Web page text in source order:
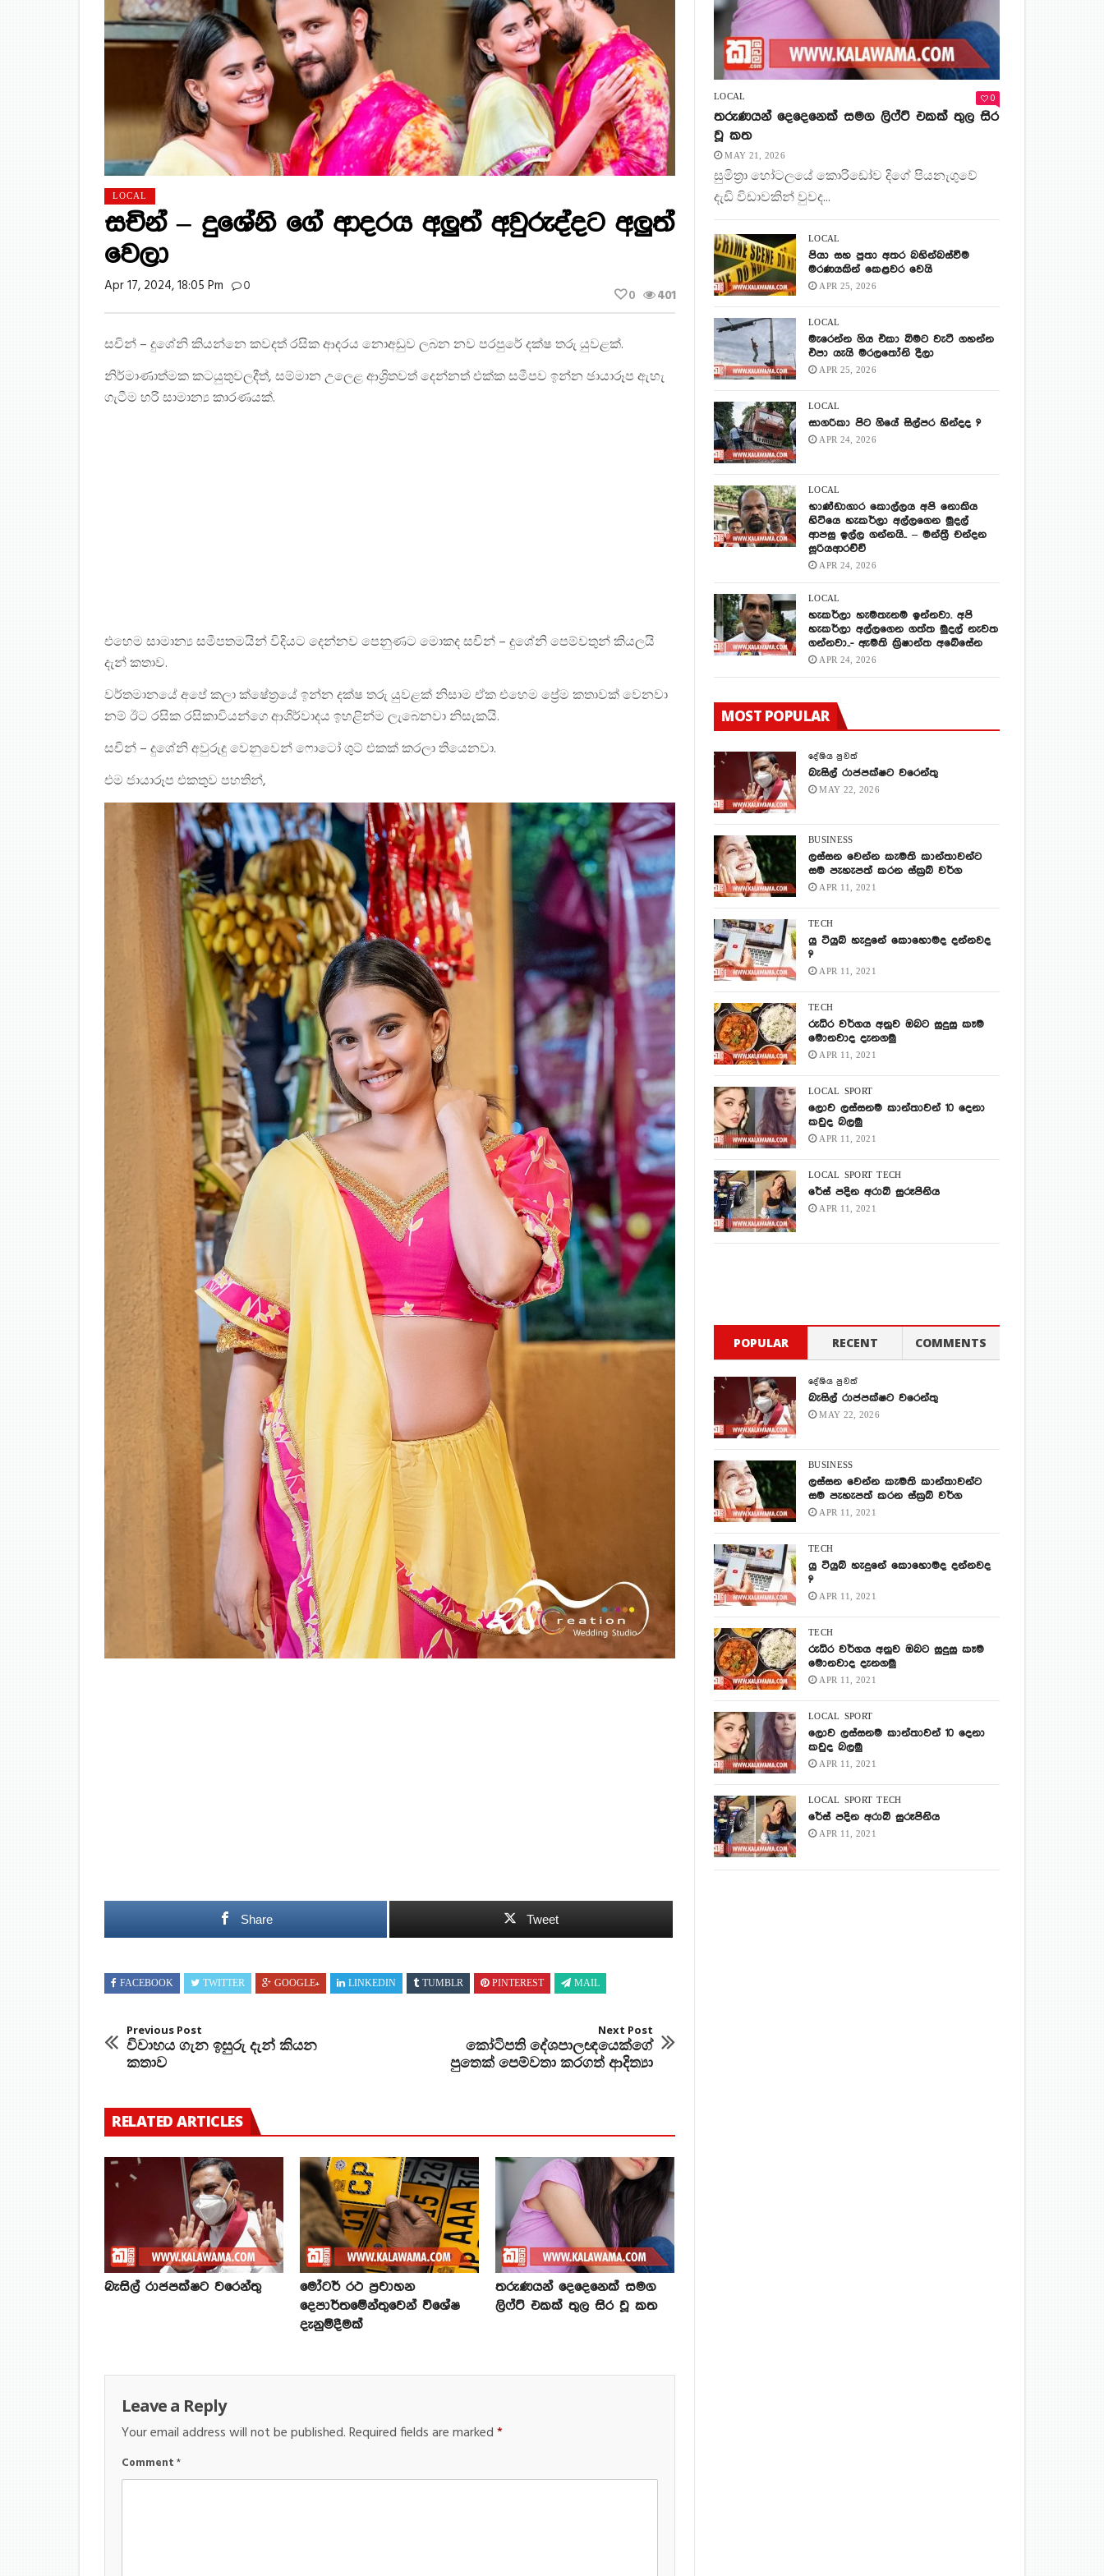
LOCAL
සචින් – දුශේනි ගේ ආදරය අලුත් අවුරුද්දට අලුත්
වෙලා
Apr 17, 2024, 18:05 Pm 0 401
0
සචින් – දුශේනි කියන්නෙ කවදත් රසික ආදරය නොඅඩුව ලබන නව පරපුරේ දක්ෂ තරු යුවළක්.
නිර්මාණාත්මක කටයුතුවලදීත්, සම්මාන උලෙළ ආශ්‍රිතවත් දෙන්නත් එක්ක සමීපව ඉන්න ඡායාරූප ඇහැ
ගැටීම හරි සාමාන්‍ය කාරණයක්.
එහෙම සාමාන්‍ය සමීපතමයින් විදියට දෙන්නව පෙනුණට මොකද සචින් – දුශේනි පෙම්වතුන් කියලයි
දැන් කතාව.
වර්තමානයේ අපේ කලා ක්ෂේත්‍රයේ ඉන්න දක්ෂ තරු යුවළක් නිසාම ඒක එහෙම ප්‍රේම කතාවක් වෙනවා
නම් ඊට රසික රසිකාවියන්ගෙ ආශිර්වාදය ඉහළින්ම ලැබෙනවා නිසැකයි.
සචින් – දුශේනි අවුරුදු වෙනුවෙන් ෆොටෝ ශුට් එකක් කරලා තියෙනවා.
එම ජායාරූප එකතුව පහතින්,
Share Tweet
FACEBOOK TWITTER GOOGLE+ LINKEDIN TUMBLR PINTEREST MAIL
Previous Post
විවාහය ගැන ඉසුරු දැන් කියන
කතාව
Next Post
කෝටිපති දේශපාලඥයෙක්ගේ
පුතෙක් පෙම්වතා කරගත් ආදිත්‍යා
RELATED ARTICLES
බැසිල් රාජපක්ෂට වරෙන්තු
මෝටර් රථ ප්‍රවාහන
දෙපාර්තමේන්තුවෙන් විශේෂ
දැනුම්දීමක්
තරුණයන් දෙදෙනෙක් සමග
ලිෆ්ට් එකක් තුල සිර වූ කත
Leave a Reply
Your email address will not be published.Required fields are marked*
Comment*
LOCAL 0
තරුණයන් දෙදෙනෙක් සමග ලිෆ්ට් එකක් තුල සිර
වූ කත
MAY 21, 2026
සුමිත්‍රා හෝටලයේ කොරිඩෝව දිගේ පියනැගුවේ
දැඩි විඩාවකින් වුවද...
LOCAL
පියා සහ පුතා අතර බහින්බස්වීම
මරණයකින් කෙළවර වෙයි
APR 25, 2026
LOCAL
මැරෙන්න ගිය එකා බිමට වැටී ගහන්න
එපා යැයි මරලතෝනි දීලා
APR 25, 2026
LOCAL
සාගරිකා පිට ගියේ සිල්පර හින්දද ?
APR 24, 2026
LOCAL
භාණ්ඩාගාර කොල්ලය අපි නොකිය
හිටියෙ හැකර්ලා අල්ලගෙන මුදල්
ආපසු ඉල්ල ගන්නයි.. – මන්ත්‍රී චන්දන
සූරියආරච්චි
APR 24, 2026
LOCAL
හැකර්ලා හැමතැනම ඉන්නවා. අපි
හැකර්ලා අල්ලගෙන ගත්ත මුදල් නැවත
ගන්නවා..- ඇමති ක්‍රිෂාන්ත අබේසේන
APR 24, 2026
MOST POPULAR
දේශිය පුවත්
බැසිල් රාජපක්ෂට වරෙන්තු
MAY 22, 2026
BUSINESS
ලස්සන වෙන්න කැමති කාන්තාවන්ට
සම පැහැපත් කරන ස්ක්‍රබ් වර්ග
APR 11, 2021
TECH
යු ටියුබ් හැදුනේ කොහොමද දන්නවද
?
APR 11, 2021
TECH
රුධිර වර්ගය අනුව ඔබට සුදුසු කෑම
මොනවාද දැනගමු
APR 11, 2021
LOCAL SPORT
ලොව ලස්සනම කාන්තාවන් 10 දෙනා
කවුද බලමු
APR 11, 2021
LOCAL SPORT TECH
රේස් පදින අරාබි සුරූපිනිය
APR 11, 2021
POPULAR RECENT COMMENTS
දේශිය පුවත්
බැසිල් රාජපක්ෂට වරෙන්තු
MAY 22, 2026
BUSINESS
ලස්සන වෙන්න කැමති කාන්තාවන්ට
සම පැහැපත් කරන ස්ක්‍රබ් වර්ග
APR 11, 2021
TECH
යු ටියුබ් හැදුනේ කොහොමද දන්නවද
?
APR 11, 2021
TECH
රුධිර වර්ගය අනුව ඔබට සුදුසු කෑම
මොනවාද දැනගමු
APR 11, 2021
LOCAL SPORT
ලොව ලස්සනම කාන්තාවන් 10 දෙනා
කවුද බලමු
APR 11, 2021
LOCAL SPORT TECH
රේස් පදින අරාබි සුරූපිනිය
APR 11, 2021